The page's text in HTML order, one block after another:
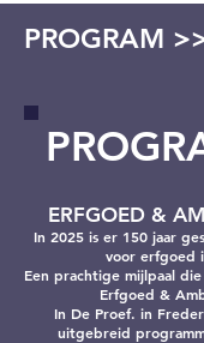
PROGRAM
ERFGOED &
In 2025 is er 150 jaar
voor erfgoed
Een prachtige mijlpaal
Erfgoed &
In De Proef. in
uitgebreid